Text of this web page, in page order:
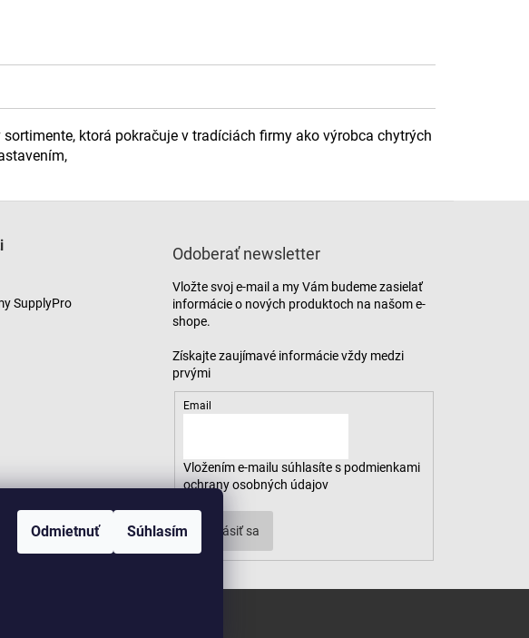
Odmietnuť Súhlasím
ktorá pokračuje v tradíciách firmy ako výrobca chytrých
SupplyPro
Odoberať newsletter
Vložte svoj e-mail a my Vám budeme zasielať
informácie o nových produktoch na našom e-
shope.
Email
Vložením e-mailu súhlasíte s podmienkami
ochrany osobných údajov
Prihlásiť sa